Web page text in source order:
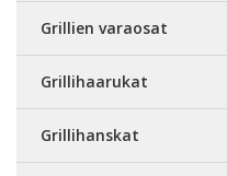
Grillien varaosat
Grillihaarukat
Grillihanskat